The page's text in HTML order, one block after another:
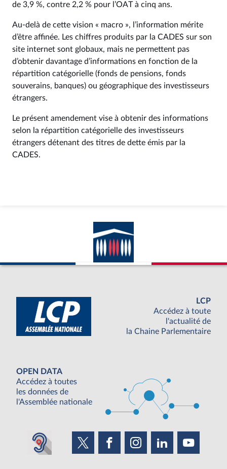
de 3,9 %, contre 2,2 % pour l’OAT à cinq ans.
Au-delà de cette vision « macro », l’information mérite
d’être affinée. Les chiffres produits par la CADES sur son
site internet sont globaux, mais ne permettent pas
d’obtenir davantage d’informations en fonction de la
répartition catégorielle (fonds de pensions, fonds
souverains, banques) ou géographique des investisseurs
étrangers.
Le présent amendement vise à obtenir des informations
selon la répartition catégorielle des investisseurs
étrangers détenant des titres de dette émis par la
CADES.
LCP
Accédez à toute
l'actualité de
la Chaine Parlementaire
OPEN DATA
Accédez à toutes
les données de
l'Assemblée nationale